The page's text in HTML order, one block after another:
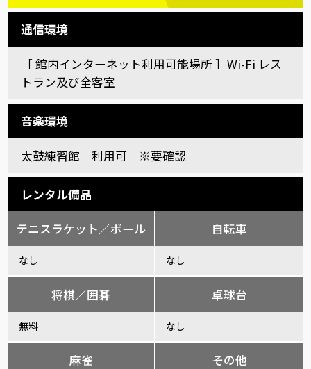
通信環境
［ 館内インターネット利用可能場所 ］Wi-Fi レス
トラン及び全客室
音楽環境
太鼓練習館 利用可 ※要確認
レンタル備品
テニスラケット／ボール
なし
自転車
なし
将棋／囲碁
無料
卓球台
なし
麻雀 その他